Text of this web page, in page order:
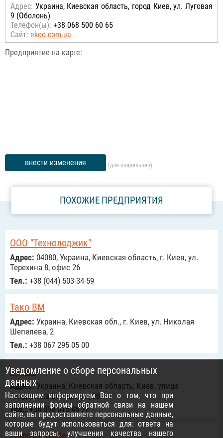
Адрес: Украина, Киевская область, город Киев, ул. Луговая
9 (Оболонь)
Телефон(ы): +38 068 500 60 65
Сайт: ekoo.com.ua
Предприятие на карте:
внести изменения (для владельцев)
ПОХОЖИЕ ПРЕДПРИЯТИЯ
ООО "Технолоджик"
Адрес: 04080, Украина, Киевская область, г. Киев, ул.
Терехина 8, офис 26
Тел.: +38 (044) 503-34-59
Тако ВМ
Адрес: Украина, Киевская обл., г. Киев, ул. Николая
Шепелева, 2
Тел.: +38 067 295 05 00
Аутліт
Адрес:Украина, Киевская область, Киев, улица
Академика Белецкого, 9В
Тел.:+38 098 615 46 72
Lemmix Trade
Уведомление о сборе персональных
данных
Настоящим информируем Вас о том, что при
заполнении формы обратной связи на нашем
сайте, вы предоставляете персональные данные,
которые будут использоваться для: ответа на
ваши запросы, улучшения качества нашего